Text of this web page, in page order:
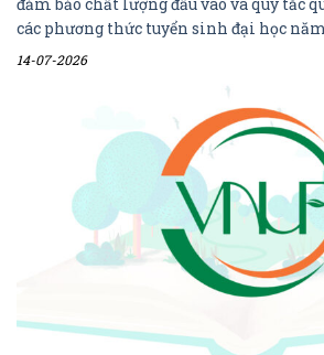
các phương thức tuyển sinh đại học
14-07-2026